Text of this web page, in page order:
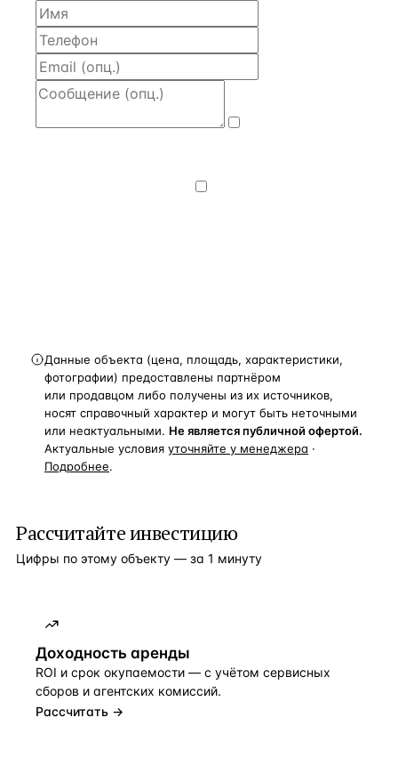
Данные объекта (цена, площадь, характеристики,
фотографии) предоставлены партнёром
или продавцом либо получены из их источников,
носят справочный характер и могут быть неточными
или неактуальными. Не является публичной офертой.
Актуальные условия уточняйте у менеджера ·
Подробнее.
Рассчитайте инвестицию
Цифры по этому объекту — за 1 минуту
Доходность аренды
ROI и срок окупаемости — с учётом сервисных
сборов и агентских комиссий.
Рассчитать →